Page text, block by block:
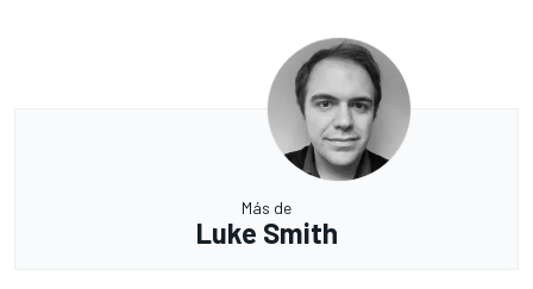
Más de
Luke Smith